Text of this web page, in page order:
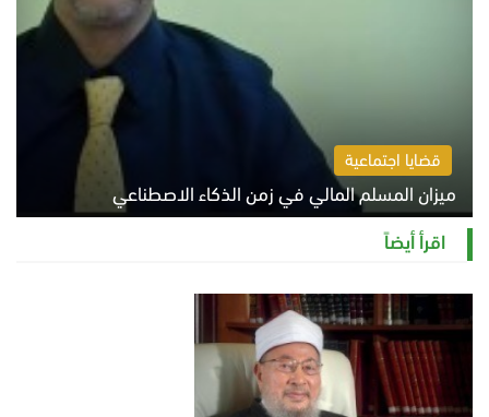
قضايا اجتماعية
ميزان المسلم المالي في زمن الذكاء الاصطناعي
السبت 8 أغسطس 2026 11:21 ص
اقرأ أيضاً